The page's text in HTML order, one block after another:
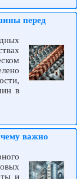
перед
в
важно
и